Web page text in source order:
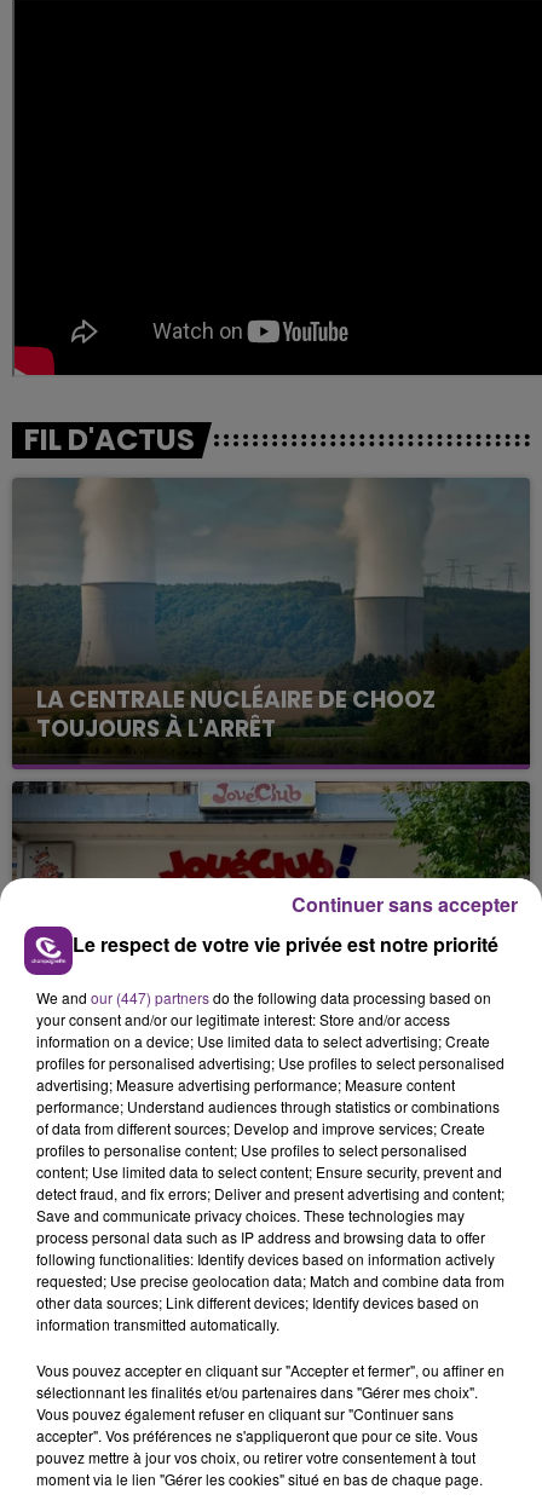
FIL D'ACTUS
LA CENTRALE NUCLÉAIRE DE CHOOZ
TOUJOURS À L'ARRÊT
Cela fait déjà une semaine que la centrale
nucléaire ardennaise est à l'arrêt. Une situation
justifiée par la sécheresse intense qui est toujours
présente.
LE MAGASIN JOUÉCLUB DE REIMS FERME
SES PORTES
C'était l'une des institutions du centre-ville
rémois. Le magasin JouéClub est contraint de
fermer ses portes.
TITRES DIFFUSÉS
9h36
9h36
TEDDY SWIMS
Mr Know It All
9h30
9h30
MUSE
Nightshift Superstar
Le respect de votre vie privée est notre priorité
We and our (447) partnersdo the following data processing based on
your consent and/or our legitimate interest: Store and/or access
information on a device; Use limited data to select advertising; Create
profiles for personalised advertising; Use profiles to select personalised
advertising; Measure advertising performance; Measure content
performance; Understand audiences through statistics or combinations
of data from different sources; Develop and improve services; Create
profiles to personalise content; Use profiles to select personalised
content; Use limited data to select content; Ensure security, prevent and
detect fraud, and fix errors; Deliver and present advertising and content;
Save and communicate privacy choices. These technologies may
process personal data such as IP address and browsing data to offer
following functionalities: Identify devices based on information actively
requested; Use precise geolocation data; Match and combine data from
other data sources; Link different devices; Identify devices based on
information transmitted automatically.
Vous pouvez accepter en cliquant sur "Accepter et fermer", ou affiner en
sélectionnant les finalités et/ou partenaires dans "Gérer mes choix".
Vous pouvez également refuser en cliquant sur "Continuer sans
accepter". Vos préférences ne s'appliqueront que pour ce site. Vous
pouvez mettre à jour vos choix, ou retirer votre consentement à tout
moment via le lien "Gérer les cookies" situé en bas de chaque page.
Continuer sans accepter